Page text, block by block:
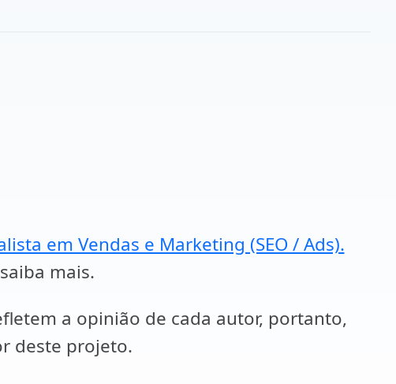
em Vendas e Marketing (SEO / Ads).
mais.
a opinião de cada autor, portanto,
deste projeto.